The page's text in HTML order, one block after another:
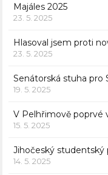
Majáles 2025
23. 5. 2025
Hlasoval jsem proti
23. 5. 2025
Senátorská stuha pro
19. 5. 2025
V Pelhřimově poprvé
15. 5. 2025
Jihočeský studentský
14. 5. 2025